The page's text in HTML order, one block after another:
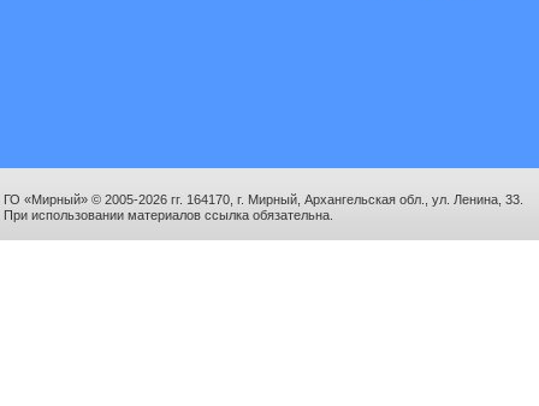
ГО «Мирный» © 2005-2026 гг. 164170, г. Мирный, Архангельская обл., ул. Ленина, 33.
При использовании материалов ссылка обязательна.